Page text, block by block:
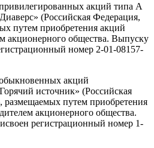
акций типа А
(Российская Федерация,
путем приобретения акций
акционерного общества. Выпуску
номер 2-01-08157-
акций
источник» (Российская
размещаемых путем приобретения
акционерного общества.
регистрационный номер 1-